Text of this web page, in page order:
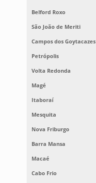
Belford Roxo
São João de Meriti
Campos dos Goytacazes
Petrópolis
Volta Redonda
Magé
Itaboraí
Mesquita
Nova Friburgo
Barra Mansa
Macaé
Cabo Frio